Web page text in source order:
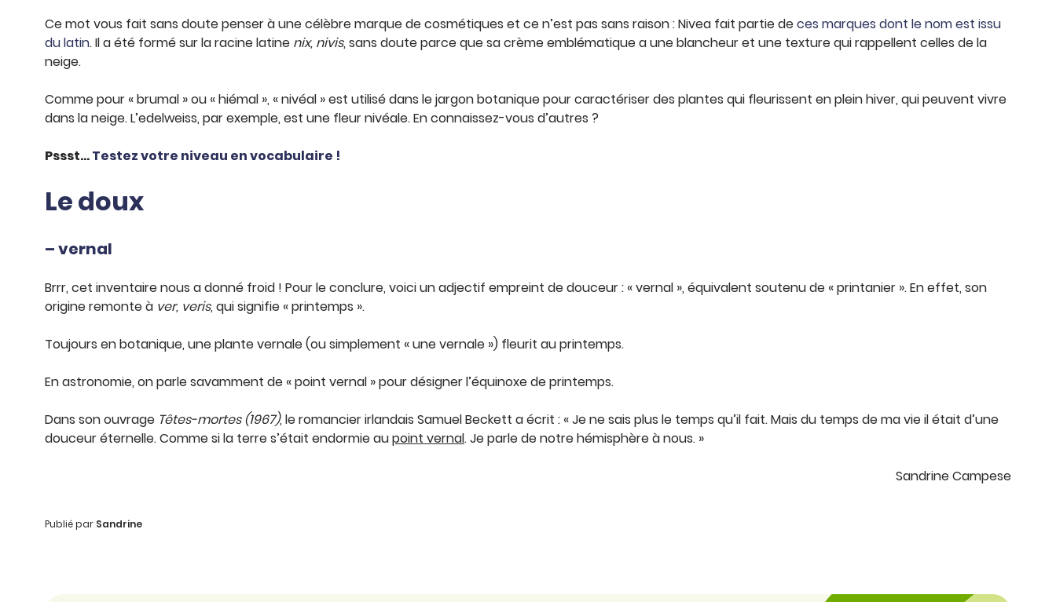
Ce mot vous fait sans doute penser à une célèbre marque de cosmétiques et ce n’est pas sans raison : Nivea fait partie deces marques dont le nom est issu
du latin. Il a été formé sur la racine latine nix, nivis, sans doute parce que sa crème emblématique a une blancheur et une texture qui rappellent celles de la
neige.
Comme pour « brumal » ou « hiémal », « nivéal » est utilisé dans le jargon botanique pour caractériser des plantes qui fleurissent en plein hiver, qui peuvent vivre
dans la neige. L’edelweiss, par exemple, est une fleur nivéale. En connaissez-vous d’autres ?
Pssst…Testez votre niveau en vocabulaire !
Le doux
– vernal
Brrr, cet inventaire nous a donné froid ! Pour le conclure, voici un adjectif empreint de douceur : « vernal », équivalent soutenu de « printanier ». En effet, son
origine remonte à ver, veris, qui signifie « printemps ».
Toujours en botanique, une plante vernale (ou simplement « une vernale ») fleurit au printemps.
En astronomie, on parle savamment de « point vernal » pour désigner l’équinoxe de printemps.
Dans son ouvrage Têtes-mortes (1967), le romancier irlandais Samuel Beckett a écrit : « Je ne sais plus le temps qu’il fait. Mais du temps de ma vie il était d’une
douceur éternelle. Comme si la terre s’était endormie aupoint vernal. Je parle de notre hémisphère à nous. »
Sandrine Campese
Publié par Sandrine